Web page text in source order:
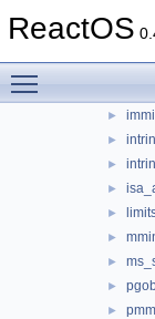
ReactOS
► eh.h
►
►
►
►
►
►
►
►
►
►
►